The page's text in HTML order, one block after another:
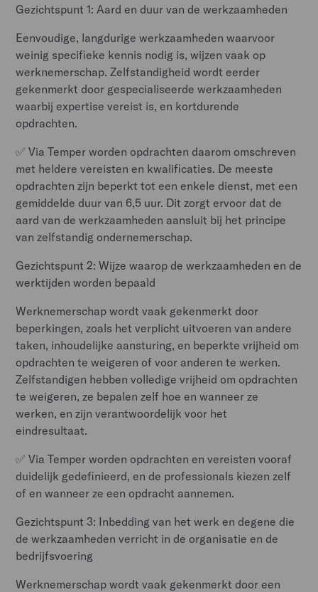
Gezichtspunt 1: Aard en duur van de werkzaamheden
Eenvoudige, langdurige werkzaamheden waarvoor
weinig specifieke kennis nodig is, wijzen vaak op
werknemerschap. Zelfstandigheid wordt eerder
gekenmerkt door gespecialiseerde werkzaamheden
waarbij expertise vereist is, en kortdurende
opdrachten.
✅ Via Temper worden opdrachten daarom omschreven
met heldere vereisten en kwalificaties. De meeste
opdrachten zijn beperkt tot een enkele dienst, met een
gemiddelde duur van 6,5 uur. Dit zorgt ervoor dat de
aard van de werkzaamheden aansluit bij het principe
van zelfstandig ondernemerschap.
Gezichtspunt 2: Wijze waarop de werkzaamheden en de
werktijden worden bepaald
Werknemerschap wordt vaak gekenmerkt door
beperkingen, zoals het verplicht uitvoeren van andere
taken, inhoudelijke aansturing, en beperkte vrijheid om
opdrachten te weigeren of voor anderen te werken.
Zelfstandigen hebben volledige vrijheid om opdrachten
te weigeren, ze bepalen zelf hoe en wanneer ze
werken, en zijn verantwoordelijk voor het
eindresultaat.
✅ Via Temper worden opdrachten en vereisten vooraf
duidelijk gedefinieerd, en de professionals kiezen zelf
of en wanneer ze een opdracht aannemen.
Gezichtspunt 3: Inbedding van het werk en degene die
de werkzaamheden verricht in de organisatie en de
bedrijfsvoering
Werknemerschap wordt vaak gekenmerkt door een